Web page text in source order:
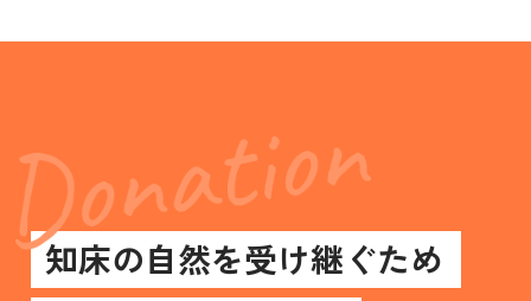
知床の自然を受け継ぐため